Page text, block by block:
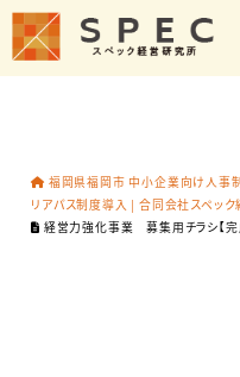
福岡県福岡市 中小企業向け人事
リアパス制度導入 | 合同会社スペッ
経営力強化事業 募集用チラシ【